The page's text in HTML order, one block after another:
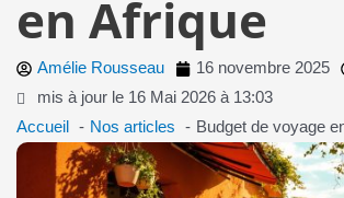
en Afrique
Amélie Rousseau 16 novembre 2025
mis à jour le 16 Mai 2026 à 13:03
Accueil
Nos articles Budget de voyage